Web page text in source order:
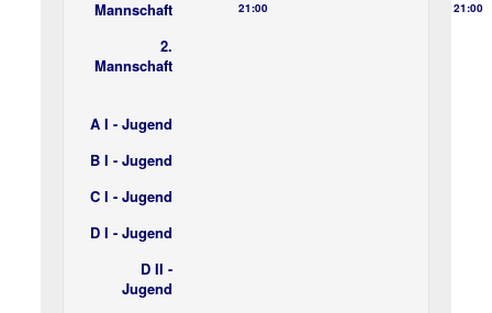
Mannschaft
21:00
21:00
2.
Mannschaft
A I - Jugend
B I - Jugend
C I - Jugend
D I - Jugend
D II -
Jugend